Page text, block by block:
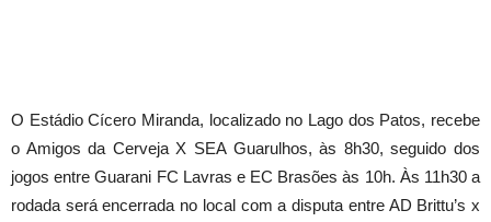
O Estádio Cícero Miranda, localizado no Lago dos Patos, recebe
o Amigos da Cerveja X SEA Guarulhos, às 8h30, seguido dos
jogos entre Guarani FC Lavras e EC Brasões às 10h. Às 11h30 a
rodada será encerrada no local com a disputa entre AD Brittu’s x